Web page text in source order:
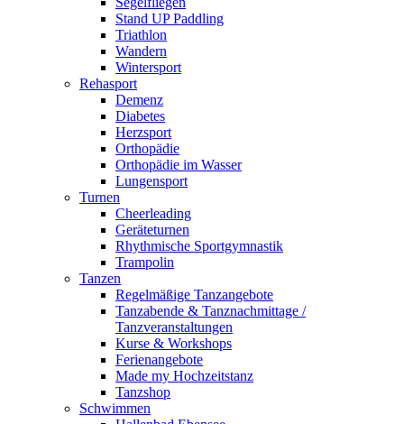
Stand UP Paddling
Triathlon
Wandern
Wintersport
Rehasport
Demenz
Diabetes
Herzsport
Orthopädie
Orthopädie im Wasser
Lungensport
Turnen
Cheerleading
Geräteturnen
Rhythmische Sportgymnastik
Trampolin
Tanzen
Regelmäßige Tanzangebote
Tanzabende & Tanznachmittage /
Tanzveranstaltungen
Kurse & Workshops
Ferienangebote
Made my Hochzeitstanz
Tanzshop
Schwimmen